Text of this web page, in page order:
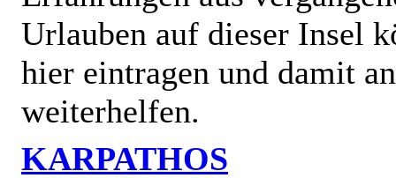
Urlauben auf dieser Insel
hier eintragen und damit
weiterhelfen.
KARPATHOS